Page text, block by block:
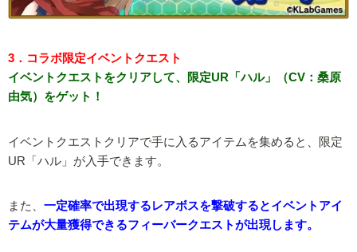
3．コラボ限定イベントクエスト
イベントクエストをクリアして、限定UR「ハル」（CV：桑原
由気）をゲット！
イベントクエストクリアで手に入るアイテムを集めると、限定
UR「ハル」が入手できます。
また、 一定確率で出現するレアボスを撃破するとイベントアイ
テムが大量獲得できるフィーバークエストが出現します。